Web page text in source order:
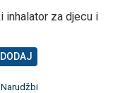
za djecu i
DODAJ
Narudžbi